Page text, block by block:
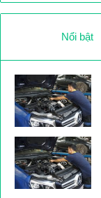
Nổi bật